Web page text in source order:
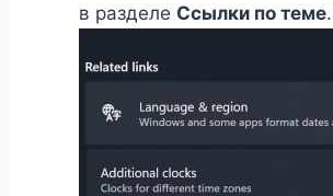
в разделе Ссылки по теме.